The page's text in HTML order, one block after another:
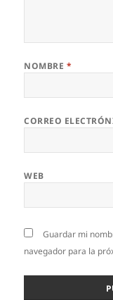
NOMBRE *
CORREO
WEB
Guardar mi
navegador para la